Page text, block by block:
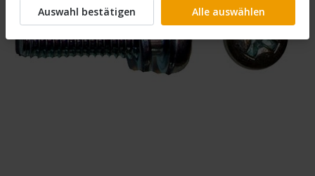
Auswahl bestätigen Alle auswählen